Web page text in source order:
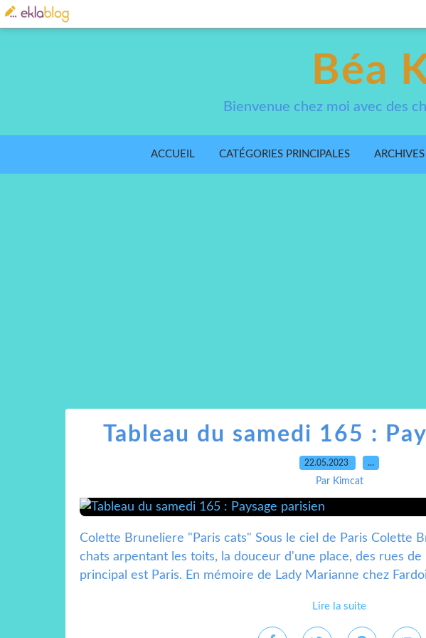
Béa
Bienvenue chez moi avec des
ACCUEIL CATÉGORIES PRINCIPALES ARCHIVES
Tableau du samedi 165 :
22.05.2023 …
Par Kimcat
Colette Bruneliere "Paris cats" Sous le ciel de Paris Colette
chats arpentant les toits, la douceur d'une place, des rues
principal est Paris. En mémoire de Lady Marianne chez
Lire la suite